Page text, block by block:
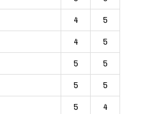
4
5
4
5
5
5
5
5
5
4